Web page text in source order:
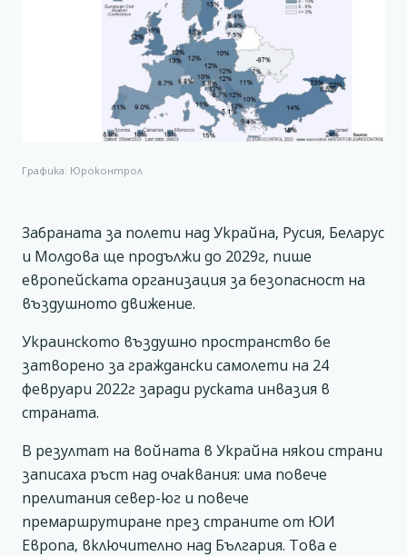
Графика: Юроконтрол
Забраната за полети над Украйна, Русия, Беларус
и Молдова ще продължи до 2029г, пише
европейската организация за безопасност на
въздушното движение.
Украинското въздушно пространство бе
затворено за граждански самолети на 24
февруари 2022г заради руската инвазия в
страната.
В резултат на войната в Украйна някои страни
записаха ръст над очаквания: има повече
прелитания север-юг и повече
премаршрутиране през страните от ЮИ
Европа, включително над България. Това е